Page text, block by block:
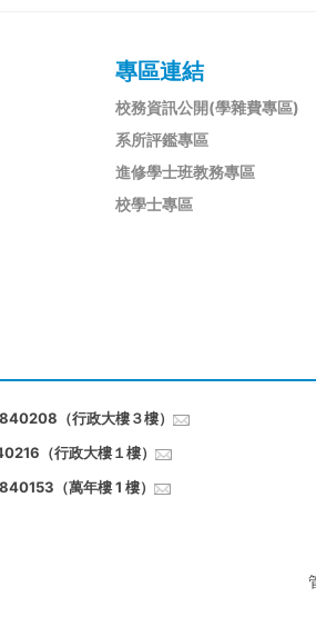
專區連結
校務資訊公開(學雜費專區)
系所評鑑專區
進修學士班教務專區
校學士專區
（行政大樓３樓）
（行政大樓１樓）
（萬年樓 1 樓）